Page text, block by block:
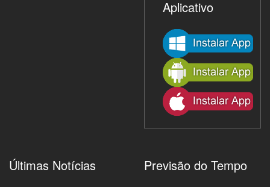
Aplicativo
Últimas Notícias Previsão do Tempo